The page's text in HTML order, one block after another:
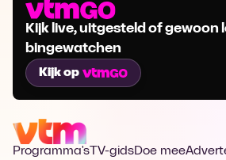
Kijk live, uitgesteld of gewoon
bingewatchen
Kijk op
Programma's TV-gidsDoe mee